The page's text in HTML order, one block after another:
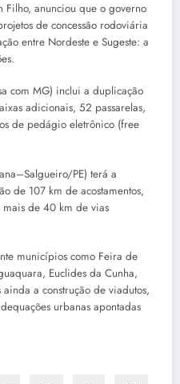
Filho, anunciou que o governo
de concessão rodoviária
entre Nordeste e Sugeste: a
com MG) inclui a duplicação
adicionais, 52 passarelas,
de pedágio eletrônico (free
PE) terá a
de 107 km de acostamentos,
mais de 40 km de vias
municípios como Feira de
Euclides da Cunha,
ainda a construção de viadutos,
urbanas apontadas